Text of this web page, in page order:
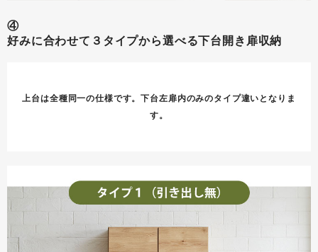
④
好みに合わせて３タイプから選べる下台開き扉収納
上台は全種同一の仕様です。下台左扉内のみのタイプ違いとなりま
す。